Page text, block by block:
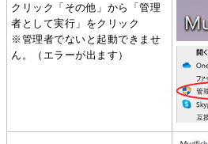
クリック「その他」から「管理
者として実行」をクリック
※管理者でないと起動できませ
ん。（エラーが出ます）